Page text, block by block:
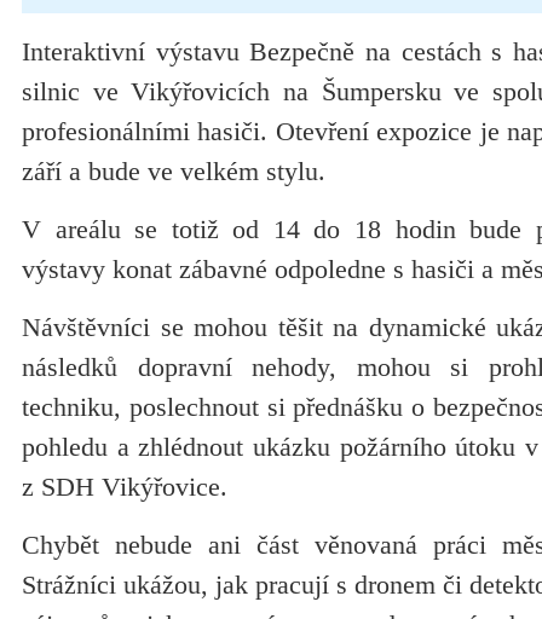
Interaktivní výstavu Bezpečně na cestách s
silnic ve Vikýřovicích na Šumpersku ve
profesionálními hasiči. Otevření expozice je
září a bude ve velkém stylu.
V areálu se totiž od 14 do 18 hodin bude
výstavy konat zábavné odpoledne s hasiči a
Návštěvníci se mohou těšit na dynamické
následků dopravní nehody, mohou si
techniku, poslechnout si přednášku o
pohledu a zhlédnout ukázku požárního útoku
z SDH Vikýřovice.
Chybět nebude ani část věnovaná práci
Strážníci ukážou, jak pracují s dronem či